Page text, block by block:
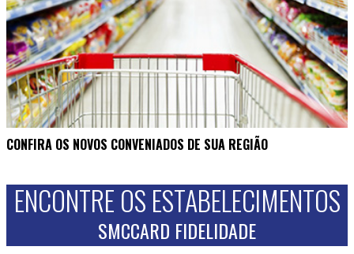
CONFIRA OS NOVOS CONVENIADOS DE SUA REGIÃO
ENCONTRE OS ESTABELECIMENTOS
SMCCARD FIDELIDADE